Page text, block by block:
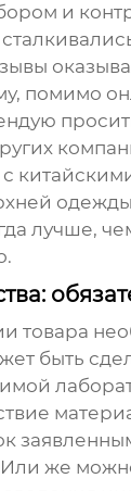
и
помимо
лучше,
товара
быть
же